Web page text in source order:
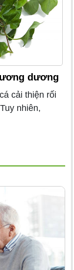
dương
cải thiện rối
nhiên,